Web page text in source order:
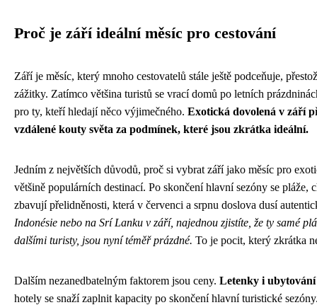
Proč je září ideální měsíc pro cestování
Září je měsíc, který mnoho cestovatelů stále ještě podceňuje,
zážitky. Zatímco většina turistů se vrací domů po letních
pro ty, kteří hledají něco výjimečného. Exotická dovolená v září
vzdálené kouty světa za podmínek, které jsou zkrátka ideální.
Jedním z největších důvodů, proč si vybrat září jako měsíc pro
většině populárních destinací. Po skončení hlavní sezóny se pláže,
zbavují přelidněnosti, která v červenci a srpnu doslova dusí
Indonésie nebo na Srí Lanku v září, najednou zjistíte, že ty samé
dalšími turisty, jsou nyní téměř prázdné. To je pocit, který zkrátka
Dalším nezanedbatelným faktorem jsou ceny. Letenky i
hotely se snaží zaplnit kapacity po skončení hlavní turistické